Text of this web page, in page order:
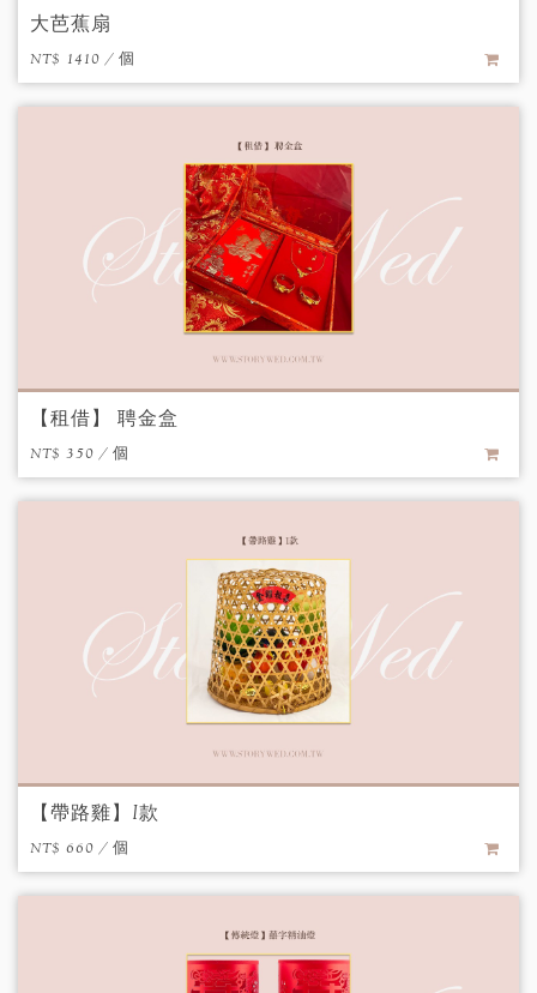
大芭蕉扇
NT$ 1410 / 個
【租借】 聘金盒
NT$ 350 / 個
【帶路雞】I款
NT$ 660 / 個